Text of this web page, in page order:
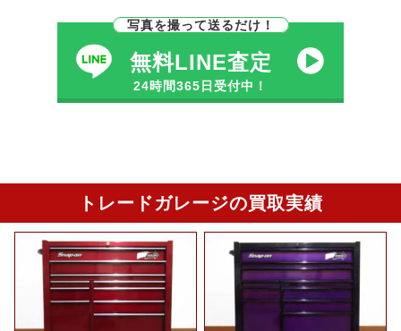
写真を撮って送るだけ！
無料LINE査定
24時間365日受付中！
トレードガレージの買取実績